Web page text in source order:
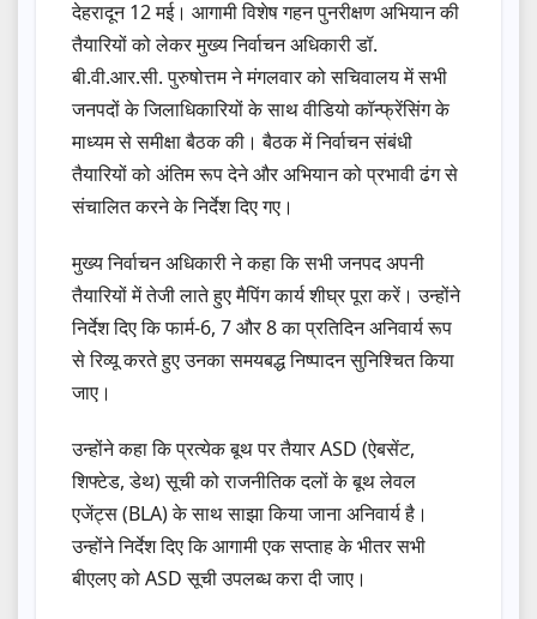
देहरादून 12 मई। आगामी विशेष गहन पुनरीक्षण अभियान की
तैयारियों को लेकर मुख्य निर्वाचन अधिकारी डॉ.
बी.वी.आर.सी. पुरुषोत्तम ने मंगलवार को सचिवालय में सभी
जनपदों के जिलाधिकारियों के साथ वीडियो कॉन्फ्रेंसिंग के
माध्यम से समीक्षा बैठक की। बैठक में निर्वाचन संबंधी
तैयारियों को अंतिम रूप देने और अभियान को प्रभावी ढंग से
संचालित करने के निर्देश दिए गए।
मुख्य निर्वाचन अधिकारी ने कहा कि सभी जनपद अपनी
तैयारियों में तेजी लाते हुए मैपिंग कार्य शीघ्र पूरा करें। उन्होंने
निर्देश दिए कि फार्म-6, 7 और 8 का प्रतिदिन अनिवार्य रूप
से रिव्यू करते हुए उनका समयबद्ध निष्पादन सुनिश्चित किया
जाए।
उन्होंने कहा कि प्रत्येक बूथ पर तैयार ASD (ऐबसेंट,
शिफ्टेड, डेथ) सूची को राजनीतिक दलों के बूथ लेवल
एजेंट्स (BLA) के साथ साझा किया जाना अनिवार्य है।
उन्होंने निर्देश दिए कि आगामी एक सप्ताह के भीतर सभी
बीएलए को ASD सूची उपलब्ध करा दी जाए।